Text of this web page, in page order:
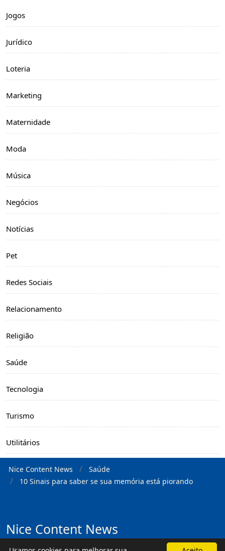
Jogos
Jurídico
Loteria
Marketing
Maternidade
Moda
Música
Negócios
Notícias
Pet
Redes Sociais
Relacionamento
Religião
Saúde
Tecnologia
Turismo
Utilitários
Nice Content News
Saúde
10 Sinais para saber se sua memória está piorando
Nice Content News
Nice Content News é um portal de variedades